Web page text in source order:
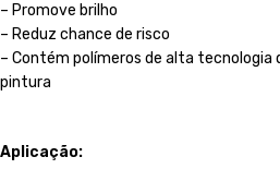
– Promove brilho
– Reduz chance de risco
– Contém polímeros de alta tecnologia
pintura
Aplicação: